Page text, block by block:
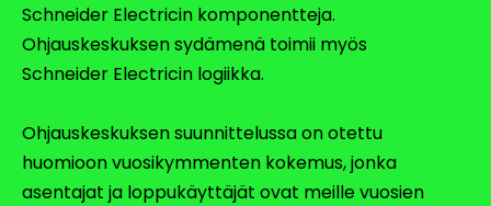
Schneider Electricin komponentteja.
Ohjauskeskuksen sydämenä toimii myös
Schneider Electricin logiikka.
Ohjauskeskuksen suunnittelussa on otettu
huomioon vuosikymmenten kokemus, jonka
asentajat ja loppukäyttäjät ovat meille vuosien